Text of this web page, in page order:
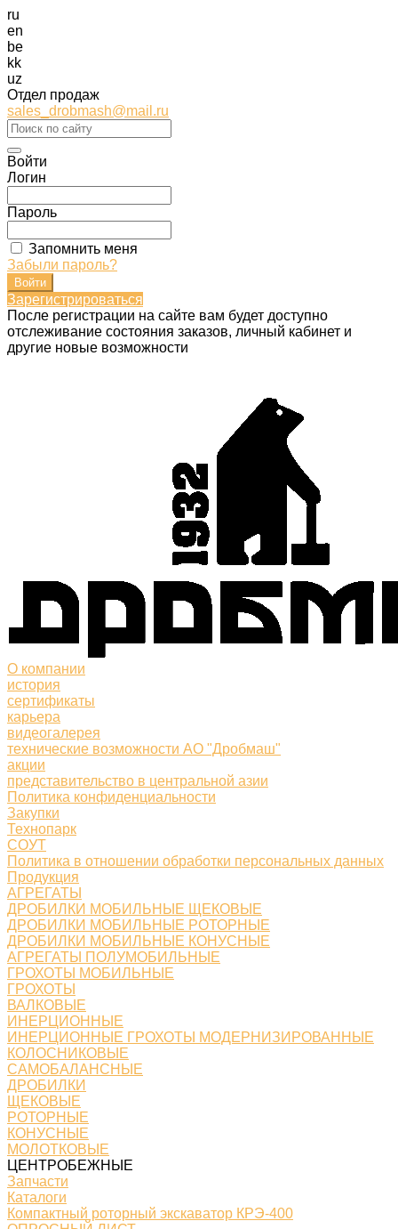
ru
en
be
kk
uz
Отдел продаж
sales_drobmash@mail.ru
Войти
Логин
Пароль
Запомнить меня
Забыли пароль?
Зарегистрироваться
После регистрации на сайте вам будет доступно
отслеживание состояния заказов, личный кабинет и
другие новые возможности
О компании
история
сертификаты
карьера
видеогалерея
технические возможности АО "Дробмаш"
акции
представительство в центральной азии
Политика конфиденциальности
Закупки
Технопарк
СОУТ
Политика в отношении обработки персональных данных
Продукция
АГРЕГАТЫ
ДРОБИЛКИ МОБИЛЬНЫЕ ЩЕКОВЫЕ
ДРОБИЛКИ МОБИЛЬНЫЕ РОТОРНЫЕ
ДРОБИЛКИ МОБИЛЬНЫЕ КОНУСНЫЕ
АГРЕГАТЫ ПОЛУМОБИЛЬНЫЕ
ГРОХОТЫ МОБИЛЬНЫЕ
ГРОХОТЫ
ВАЛКОВЫЕ
ИНЕРЦИОННЫЕ
ИНЕРЦИОННЫЕ ГРОХОТЫ МОДЕРНИЗИРОВАННЫЕ
КОЛОСНИКОВЫЕ
САМОБАЛАНСНЫЕ
ДРОБИЛКИ
ЩЕКОВЫЕ
РОТОРНЫЕ
КОНУСНЫЕ
МОЛОТКОВЫЕ
ЦЕНТРОБЕЖНЫЕ
Запчасти
Каталоги
Компактный роторный экскаватор КРЭ-400